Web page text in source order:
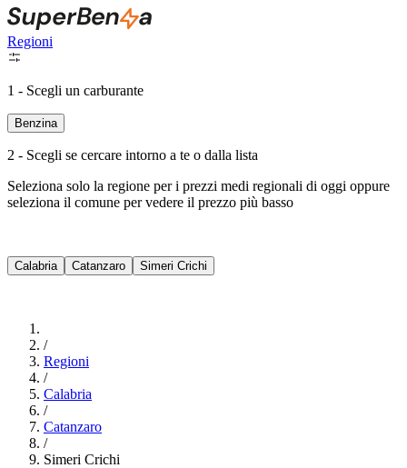
Regioni
1 - Scegli un carburante
Benzina
2 - Scegli se cercare intorno a te o dalla lista
Seleziona solo la regione per i prezzi medi regionali di oggi oppure
seleziona il comune per vedere il prezzo più basso
Calabria Catanzaro Simeri Crichi
/
Regioni
/
Calabria
/
Catanzaro
/
Simeri Crichi